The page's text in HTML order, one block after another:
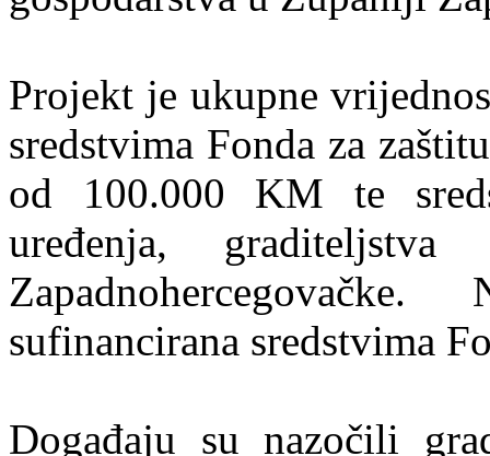
Projekt je ukupne
sredstvima Fonda za
od 100.000 KM te
uređenja,
sufinancirana sredstvima
Događaju su nazočili